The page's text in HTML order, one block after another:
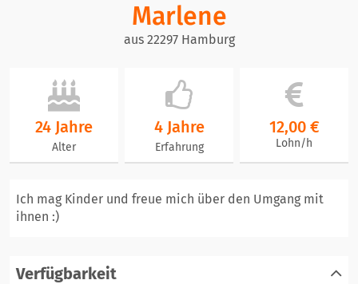
Marlene
aus 22297 Hamburg
24 Jahre
Alter
4 Jahre
Erfahrung
12,00 €
Lohn/h
Ich mag Kinder und freue mich über den Umgang mit
ihnen :)
Verfügbarkeit